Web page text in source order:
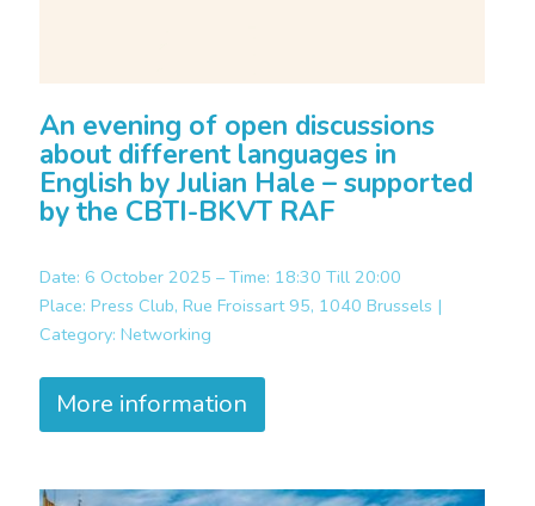
An evening of open discussions
about different languages in
English by Julian Hale – supported
by the CBTI-BKVT RAF
Date: 6 October 2025 – Time: 18:30 Till 20:00
Place: Press Club, Rue Froissart 95, 1040 Brussels |
Category: Networking
More information